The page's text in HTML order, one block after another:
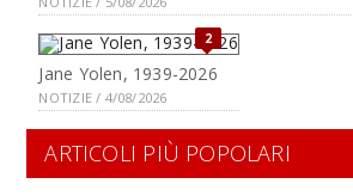
2
Jane Yolen, 1939-2026
NOTIZIE / 4/08/2026
ARTICOLI PIÙ POPOLARI